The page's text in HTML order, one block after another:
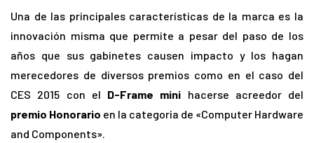
Una de las principales características de la marca es la
innovación misma que permite a pesar del paso de los
años que sus gabinetes causen impacto y los hagan
merecedores de diversos premios como en el caso del
CES 2015 con el D-Frame mini hacerse acreedor del
premio Honorario en la categoria de «Computer Hardware
and Components».